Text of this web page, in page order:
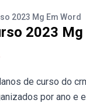
2023 Mg Em Word
2023 Mg
de curso do
por ano e